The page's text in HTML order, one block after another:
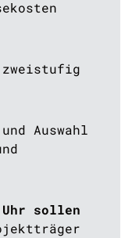
Auswahl
Uhr sollen